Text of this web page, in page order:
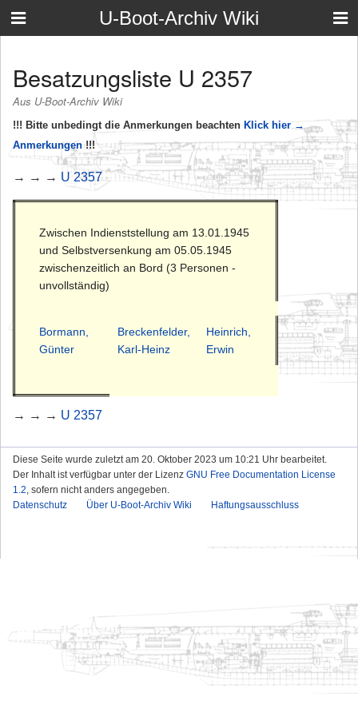
U-Boot-Archiv Wiki
Besatzungsliste U 2357
Aus U-Boot-Archiv Wiki
!!! Bitte unbedingt die Anmerkungen beachten Klick hier →
Anmerkungen!!!
→ → → U 2357
Zwischen Indienststellung am 13.01.1945
und Selbstversenkung am 05.05.1945
zwischenzeitlich an Bord (3 Personen -
unvollständig)
Bormann,
Günter
Breckenfelder,
Karl-Heinz
Heinrich,
Erwin
→ → → U 2357
Diese Seite wurde zuletzt am 20. Oktober 2023 um 10:21 Uhr bearbeitet.
Der Inhalt ist verfügbar unter der Lizenz GNU Free Documentation License
1.2, sofern nicht anders angegeben.
Datenschutz
Über U-Boot-Archiv Wiki Haftungsausschluss